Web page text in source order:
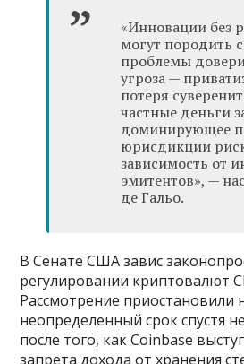
«Инновации без
могут породить
проблемы
угроза —
потеря
частные деньги
доминирующее
юрисдикции
зависимость от
эмитентов», —
де Гальо.
В Сенате США завис
регулировании криптовалют
Рассмотрение приостановили
неопределенный срок спустя
после того, как Coinbase
запрета дохода от хранения